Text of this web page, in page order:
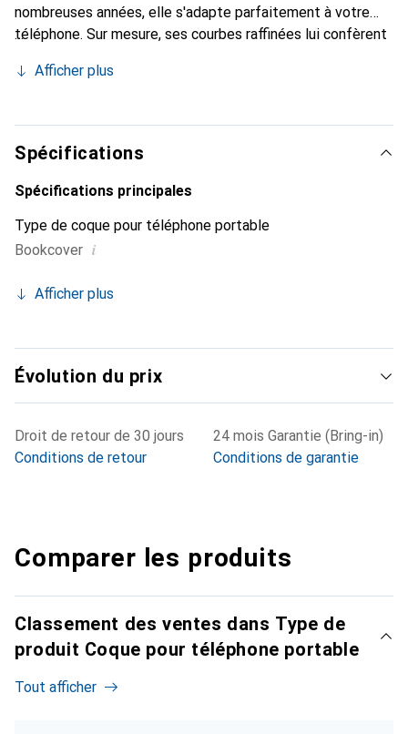
nombreuses années, elle s'adapte parfaitement à votre
téléphone. Sur mesure, ses courbes raffinées lui confèrent
chic et essentiel de votre smartphone. Reconnaître
marque Noreve est un choix sûr pour une clientèle
exigeante.
Afficher plus
Spécifications
Spécifications principales
Type de coque pour téléphone portable
Bookcover i
Afficher plus
Évolution du prix
Droit de retour de 30 jours
Conditions de retour
24 mois Garantie (Bring-in)
Conditions de garantie
Comparer les produits
Classement des ventes dans Type de
produit Coque pour téléphone portable
Tout afficher